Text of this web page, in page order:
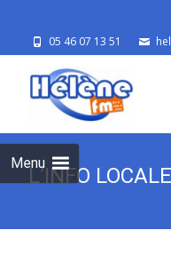
05 46 07 13 51
Menu
L’INFO